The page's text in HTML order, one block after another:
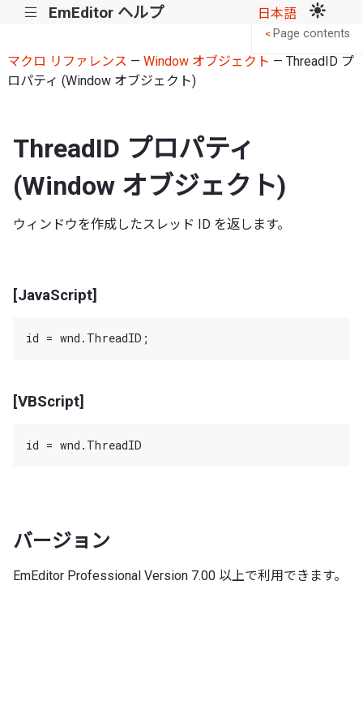
||| EmEditor ヘルプ 日本語
マクロ リファレンス — Window オブジェクト — ThreadID プ
ロパティ (Window オブジェクト)
ThreadID プロパティ
(Window オブジェクト)
ウィンドウを作成したスレッド ID を返します。
[JavaScript]
[VBScript]
バージョン
EmEditor Professional Version 7.00 以上で利用できます。
< Page contents